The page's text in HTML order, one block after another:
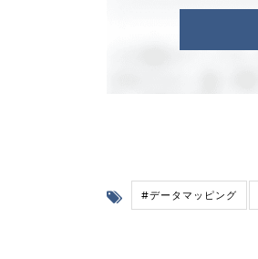
#データマッピング